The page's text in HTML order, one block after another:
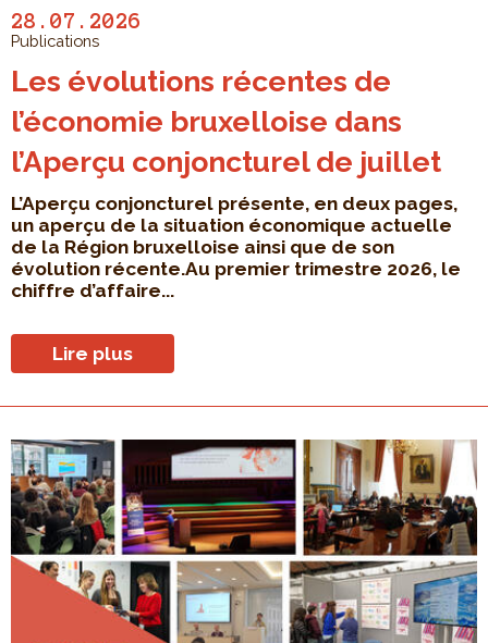
28.07.2026
Publications
Les évolutions récentes de
l’économie bruxelloise dans
l’Aperçu conjoncturel de juillet
L’Aperçu conjoncturel présente, en deux pages,
un aperçu de la situation économique actuelle
de la Région bruxelloise ainsi que de son
évolution récente.Au premier trimestre 2026, le
chiffre d’affaire...
Lire plus